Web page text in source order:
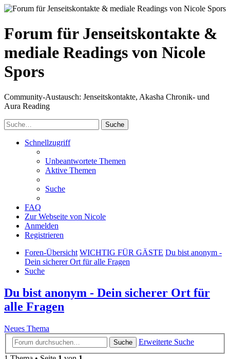
Forum für Jenseitskontakte &
mediale Readings von Nicole
Spors
Community-Austausch: Jenseitskontakte, Akasha Chronik- und
Aura Reading
Suche
Schnellzugriff
Unbeantwortete Themen
Aktive Themen
Suche
FAQ
Zur Webseite von Nicole
Anmelden
Registrieren
Foren-Übersicht WICHTIG FÜR GÄSTE Du bist anonym -
Dein sicherer Ort für alle Fragen
Suche
Du bist anonym - Dein sicherer Ort für
alle Fragen
Neues Thema
Suche
Erweiterte Suche